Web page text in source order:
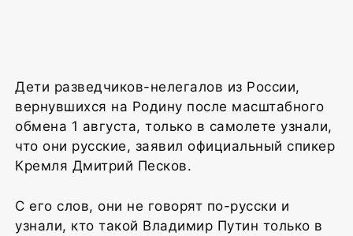
Дети разведчиков-нелегалов из России,
вернувшихся на Родину после масштабного
обмена 1 августа, только в самолете узнали,
что они русские, заявил официальный спикер
Кремля Дмитрий Песков.
С его слов, они не говорят по-русски и
узнали, кто такой Владимир Путин только в